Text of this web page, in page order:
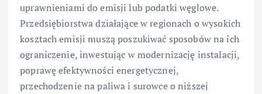
uprawnieniami do emisji lub podatki węglowe.
Przedsiębiorstwa działające w regionach o wysokich
kosztach emisji muszą poszukiwać sposobów na ich
ograniczenie, inwestując w modernizację instalacji,
poprawę efektywności energetycznej,
przechodzenie na paliwa i surowce o niższej